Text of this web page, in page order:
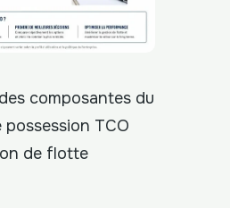
composantes du
TCO
de flotte